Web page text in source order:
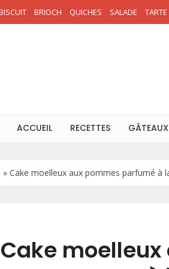
BRIOCH QUICHES SALADE TARTE
ACCUEIL RECETTES GÂTEAUX
» Cake moelleux aux pommes parfumé à
Cake